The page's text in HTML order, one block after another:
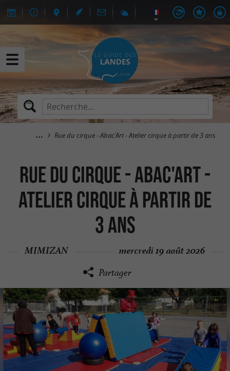
Rue du cirque - Abac'Art - Atelier cirque à partir de 3 ans
Rue du cirque - Abac'Art -
Atelier cirque à partir de
3 ans
MIMIZAN mercredi 19 août 2026
Partager